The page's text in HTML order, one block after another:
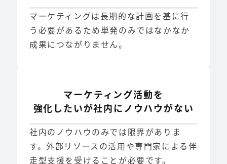
マーケティングは長期的な計画を基に行
う必要があるため単発のみではなかなか
成果につながりません。
マーケティング活動を
強化したいが社内にノウハウがない
社内のノウハウのみでは限界がありま
す。外部リソースの活用や専門家による伴
走型支援を受けることが必要です。